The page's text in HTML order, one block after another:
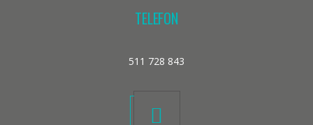
TELEFON
511 728 843